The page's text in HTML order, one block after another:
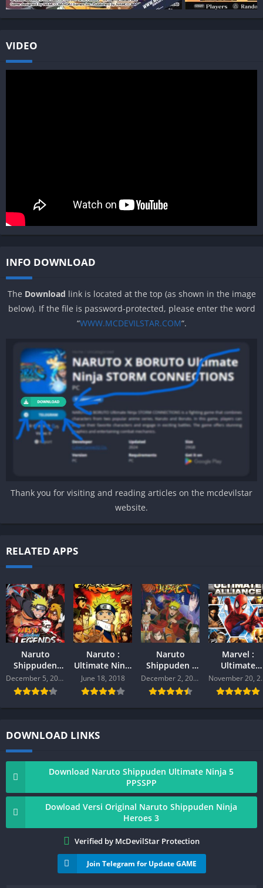
VIDEO
INFO DOWNLOAD
The Download link is located at the top (as shown in the image
below). If the file is password-protected, please enter the word
“WWW.MCDEVILSTAR.COM“.
Thank you for visiting and reading articles on the mcdevilstar
website.
RELATED APPS
Naruto
Shippuden
Legends :
Akatsuki
Rising
+SaveData (
PPSSPP
December 5, 2019
Naruto :
Ultimate Ninja
Hereos ( +
Save Data ) (
PPSSPP )
June 18, 2018
Naruto
Shippuden :
Ultimate Ninja
Impact (
Cheat/SaveData)
PPSSPP
December 2, 2019
Marvel :
Ultimate
Alliance
Data (
DOWNLOAD LINKS
Download Naruto Shippuden Ultimate Ninja 5
PPSSPP
Dowload Versi Original Naruto Shippuden Ninja
Heroes 3
Verified by McDevilStar Protection
Join Telegram for Update GAME